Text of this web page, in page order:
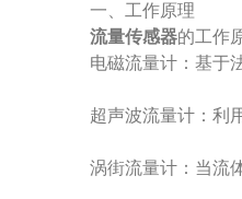
一、工作原理
流量传感器的工作
电磁流量计：基于法
超声波流量计：利用
涡街流量计：当流体